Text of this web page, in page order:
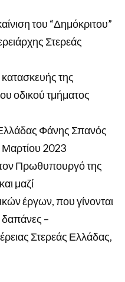
του “Δημόκριτου”
Στερεάς
της
οδικού τμήματος
Φάνης Σπανός
Μαρτίου 2023
Πρωθυπουργό της
μαζί
έργων, που γίνονται
δαπάνες –
Στερεάς Ελλάδας,